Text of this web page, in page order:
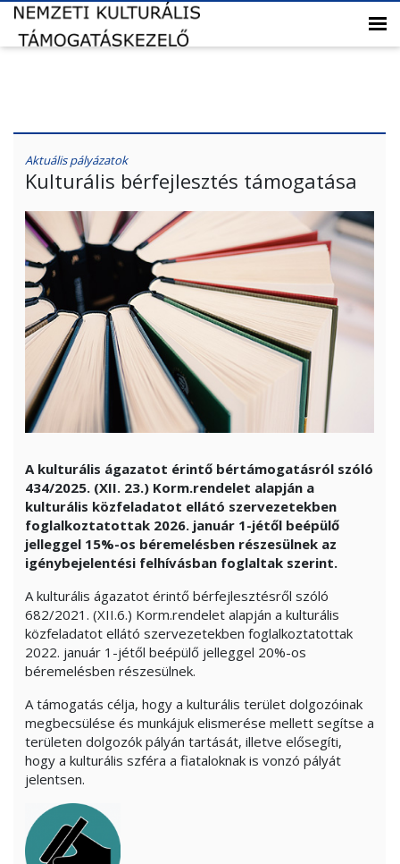
Aktuális pályázatok
Kulturális bérfejlesztés támogatása
A kulturális ágazatot érintő bértámogatásról szóló
434/2025. (XII. 23.) Korm.rendelet alapján a
kulturális közfeladatot ellátó szervezetekben
foglalkoztatottak 2026. január 1-jétől beépülő
jelleggel 15%-os béremelésben részesülnek az
igénybejelentési felhívásban foglaltak szerint.
A kulturális ágazatot érintő bérfejlesztésről szóló
682/2021. (XII.6.) Korm.rendelet alapján a kulturális
közfeladatot ellátó szervezetekben foglalkoztatottak
2022. január 1-jétől beépülő jelleggel 20%-os
béremelésben részesülnek.
A támogatás célja, hogy a kulturális terület dolgozóinak
megbecsülése és munkájuk elismerése mellett segítse a
területen dolgozók pályán tartását, illetve elősegíti,
hogy a kulturális szféra a fiataloknak is vonzó pályát
jelentsen.